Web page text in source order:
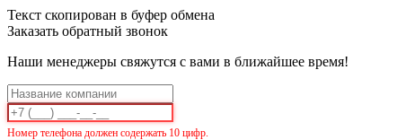
Текст скопирован в буфер обмена
Заказать обратный звонок
Наши менеджеры свяжутся с вами в ближайшее время!
Номер телефона должен содержать 10 цифр.